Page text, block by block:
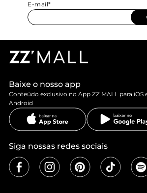
E-mail*
Baixe o nosso app
Conteúdo exclusivo no App ZZ MALL para iOS
Android
Siga nossas redes sociais